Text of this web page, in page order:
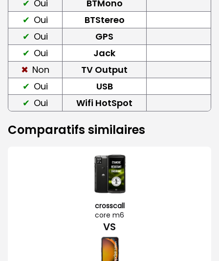
Oui
BTMono
Oui
BTStereo
Oui
GPS
Oui
Jack
Non
TV Output
Oui
USB
Oui
Wifi HotSpot
Comparatifs similaires
crosscall
core m6
VS